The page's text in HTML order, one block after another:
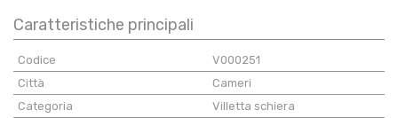
Caratteristiche principali
Codice
V000251
Città
Cameri
Categoria
Villetta schiera